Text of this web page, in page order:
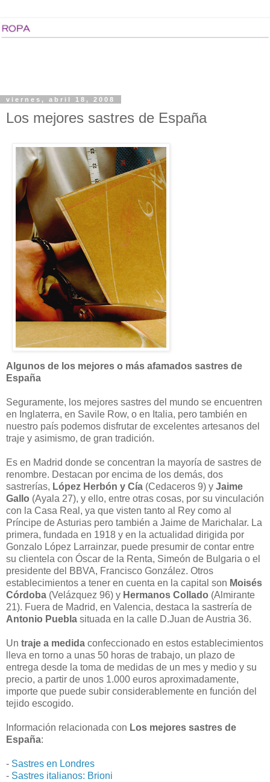
viernes, abril 18, 2008
Los mejores sastres de España
Algunos de los mejores o más afamados sastres de
España
Seguramente, los mejores sastres del mundo se encuentren
en Inglaterra, en Savile Row, o en Italia, pero también en
nuestro país podemos disfrutar de excelentes artesanos del
traje y asimismo, de gran tradición.
Es en Madrid donde se concentran la mayoría de sastres de
renombre. Destacan por encima de los demás, dos
sastrerías, López Herbón y Cía (Cedaceros 9) y Jaime
Gallo (Ayala 27), y ello, entre otras cosas, por su vinculación
con la Casa Real, ya que visten tanto al Rey como al
Príncipe de Asturias pero también a Jaime de Marichalar. La
primera, fundada en 1918 y en la actualidad dirigida por
Gonzalo López Larrainzar, puede presumir de contar entre
su clientela con Óscar de la Renta, Simeón de Bulgaria o el
presidente del BBVA, Francisco González. Otros
establecimientos a tener en cuenta en la capital son Moisés
Córdoba (Velázquez 96) y Hermanos Collado (Almirante
21). Fuera de Madrid, en Valencia, destaca la sastrería de
Antonio Puebla situada en la calle D.Juan de Austria 36.
Un traje a medida confeccionado en estos establecimientos
lleva en torno a unas 50 horas de trabajo, un plazo de
entrega desde la toma de medidas de un mes y medio y su
precio, a partir de unos 1.000 euros aproximadamente,
importe que puede subir considerablemente en función del
tejido escogido.
Información relacionada con Los mejores sastres de
España:
- Sastres en Londres
- Sastres italianos: Brioni